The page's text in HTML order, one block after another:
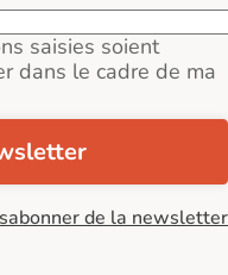
saisies soient
dans le cadre de ma
de la newsletter